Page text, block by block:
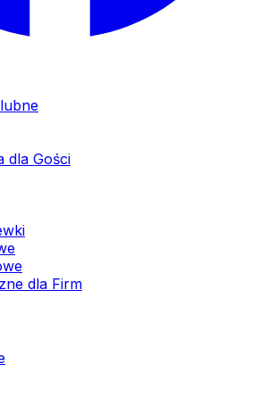
dla Gości
dla Firm